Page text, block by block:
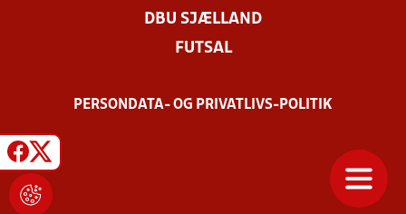
DBU SJÆLLAND
FUTSAL
PERSONDATA- OG PRIVATLIVS-POLITIK